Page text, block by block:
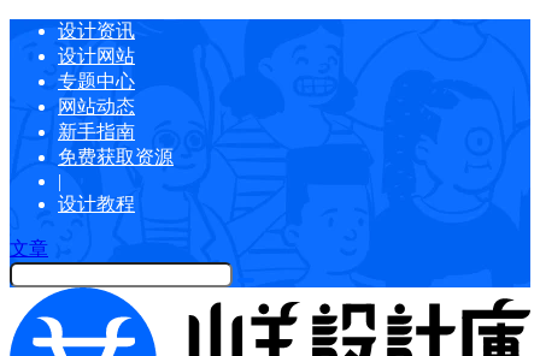
设计资讯
设计网站
专题中心
网站动态
新手指南
免费获取资源
|
设计教程
文章